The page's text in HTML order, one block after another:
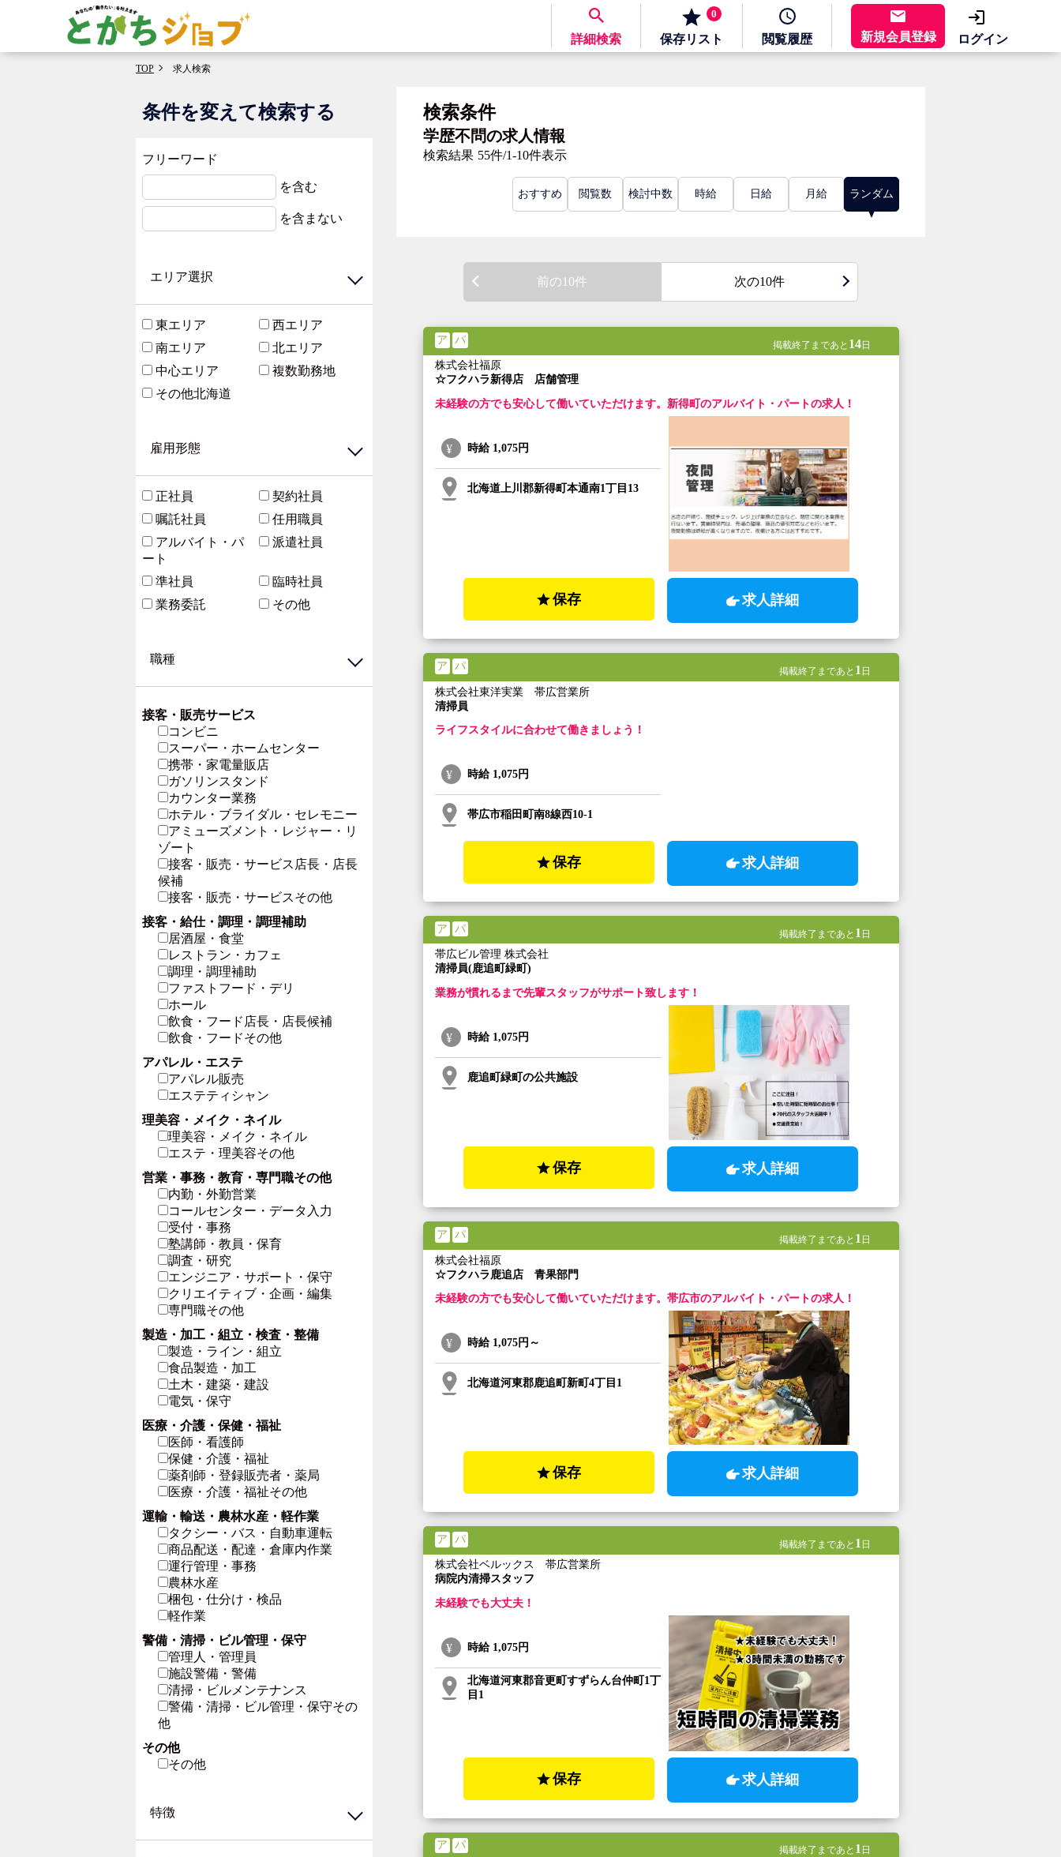
詳細検索 保存リスト
0
閲覧履歴 新規会員登録 ログイン
TOP 求人検索
検索条件
学歴不問の求人情報
検索結果 55件/1-10件表示
おすすめ 閲覧数 検討中数 時給 日給 月給 ランダム
前の10件 次の10件
ア パ 掲載終了まであと 14日
株式会社福原
☆フクハラ新得店 店舗管理
未経験の方でも安心して働いていただけます。新得町のアルバイト・パートの求人！
時給 1,075円
北海道上川郡新得町本通南1丁目13
保存 求人詳細
ア パ 掲載終了まであと 1 日
株式会社東洋実業 帯広営業所
清掃員
ライフスタイルに合わせて働きましょう！
時給 1,075円
帯広市稲田町南8線西10-1
保存 求人詳細
ア パ 掲載終了まであと 1 日
帯広ビル管理 株式会社
清掃員(鹿追町緑町)
業務が慣れるまで先輩スタッフがサポート致します！
時給 1,075円
鹿追町緑町の公共施設
保存 求人詳細
ア パ 掲載終了まであと 1 日
株式会社福原
☆フクハラ鹿追店 青果部門
未経験の方でも安心して働いていただけます。帯広市のアルバイト・パートの求人！
時給 1,075円～
北海道河東郡鹿追町新町4丁目1
保存 求人詳細
ア パ 掲載終了まであと 1 日
株式会社ベルックス 帯広営業所
病院内清掃スタッフ
未経験でも大丈夫！
時給 1,075円
北海道河東郡音更町すずらん台仲町1丁
目1
保存 求人詳細
ア パ 掲載終了まであと 1 日
条件を変えて検索する
フリーワード
を含む
を含まない
エリア選択
東エリア
西エリア
南エリア
北エリア
中心エリア
複数勤務地
その他北海道
雇用形態
正社員
契約社員
嘱託社員
任用職員
アルバイト・パ
ート
派遣社員
準社員
臨時社員
業務委託
その他
職種
接客・販売サービス
コンビニ
スーパー・ホームセンター
携帯・家電量販店
ガソリンスタンド
カウンター業務
ホテル・ブライダル・セレモニー
アミューズメント・レジャー・リ
ゾート
接客・販売・サービス店長・店長
候補
接客・販売・サービスその他
接客・給仕・調理・調理補助
居酒屋・食堂
レストラン・カフェ
調理・調理補助
ファストフード・デリ
ホール
飲食・フード店長・店長候補
飲食・フードその他
アパレル・エステ
アパレル販売
エステティシャン
理美容・メイク・ネイル
理美容・メイク・ネイル
エステ・理美容その他
営業・事務・教育・専門職その他
内勤・外勤営業
コールセンター・データ入力
受付・事務
塾講師・教員・保育
調査・研究
エンジニア・サポート・保守
クリエイティブ・企画・編集
専門職その他
製造・加工・組立・検査・整備
製造・ライン・組立
食品製造・加工
土木・建築・建設
電気・保守
医療・介護・保健・福祉
医師・看護師
保健・介護・福祉
薬剤師・登録販売者・薬局
医療・介護・福祉その他
運輸・輸送・農林水産・軽作業
タクシー・バス・自動車運転
商品配送・配達・倉庫内作業
運行管理・事務
農林水産
梱包・仕分け・検品
軽作業
警備・清掃・ビル管理・保守
管理人・管理員
施設警備・警備
清掃・ビルメンテナンス
警備・清掃・ビル管理・保守その
他
その他
その他
特徴